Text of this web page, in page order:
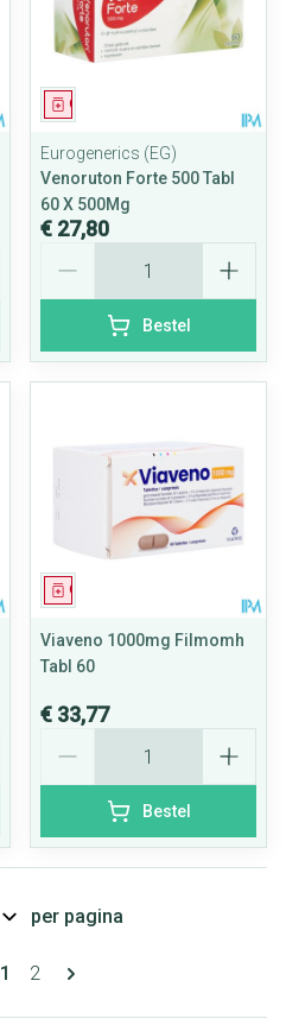
Geneesmiddel
Eurogenerics (EG)
Venoruton Forte 500 Tabl
60 X 500Mg
€ 27,80
Bestel
Geneesmiddel
Viaveno 1000mg Filmomh
Tabl 60
€ 33,77
Bestel
Pagina's
U lees momenteel pagina
1 Pagina
2
per pagina